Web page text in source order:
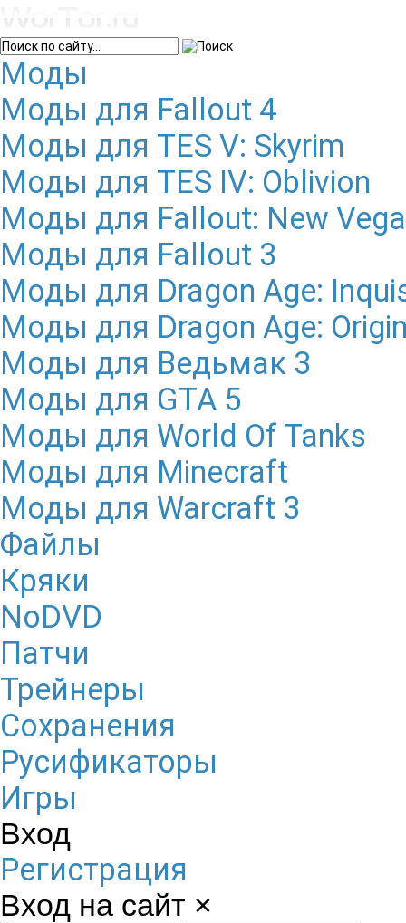
Моды
Моды для Fallout 4
Моды для TES V: Skyrim
Моды для TES IV: Oblivion
Моды для Fallout: New
Моды для Fallout 3
Моды для Dragon Age:
Моды для Dragon Age:
Моды для Ведьмак 3
Моды для GTA 5
Моды для World Of Tanks
Моды для Minecraft
Моды для Warcraft 3
Файлы
Кряки
NoDVD
Патчи
Трейнеры
Сохранения
Русификаторы
Игры
Вход
Регистрация
Вход на сайт ×